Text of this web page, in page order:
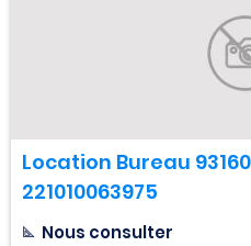
Location Bureau
221010063975
Nous consulter